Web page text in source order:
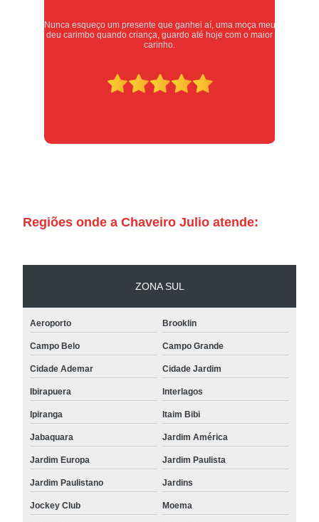
Atendimento excelente, serviços executados com carinho e
respeito. Recomendo sem dúvidas, merece 10 estrelas
Regiões onde a Chaveiro Julio atende:
ZONA SUL
Aeroporto Brooklin
Campo Belo Campo Grande
Cidade Ademar Cidade Jardim
Ibirapuera Interlagos
Ipiranga Itaim Bibi
Jabaquara Jardim América
Jardim Europa Jardim Paulista
Jardim Paulistano Jardins
Jockey Club Moema